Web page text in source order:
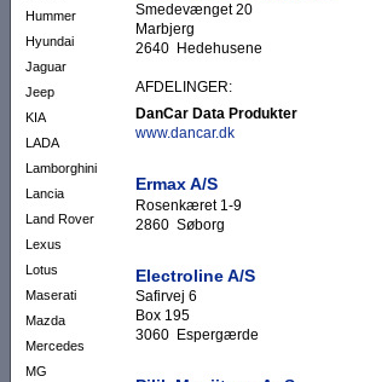
Hummer
Hyundai
Jaguar
Jeep
KIA
LADA
Lamborghini
Lancia
Land Rover
Lexus
Lotus
Maserati
Mazda
Mercedes
MG
Smedevænget 20
Marbjerg
2640 Hedehusene
AFDELINGER:
DanCar Data Produkter
www.dancar.dk
Ermax A/S
Rosenkæret 1-9
2860 Søborg
Electroline A/S
Safirvej 6
Box 195
3060 Espergærde